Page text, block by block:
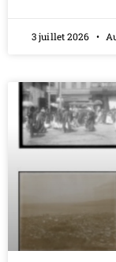
3 juillet 2026